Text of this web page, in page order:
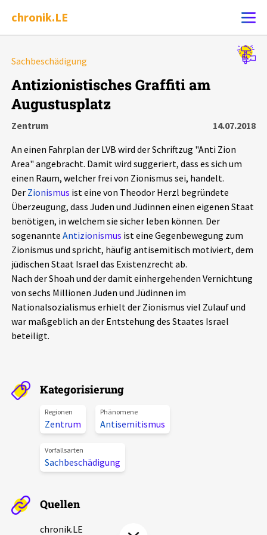
chronik.LE
Chronik
Leipziger Zustände
Schlaglichter
Phänomene
Aktuelles
Alle Beiträge
Veranstaltungen
Podcasts
Über uns
Unterstützer_innen
Spenden
chronik.LE in der Presse
Sachbeschädigung
Antizionistisches Graffiti am
Augustusplatz
Zentrum
14.07.2018
An einen Fahrplan der LVB wird der Schriftzug "Anti Zion
Area" angebracht. Damit wird suggeriert, dass es sich um
einen Raum, welcher frei von Zionismus sei, handelt.
Der Zionismus ist eine von Theodor Herzl begründete
Überzeugung, dass Juden und Jüdinnen einen eigenen Staat
benötigen, in welchem sie sicher leben können. Der
sogenannte Antizionismus ist eine Gegenbewegung zum
Zionismus und spricht, häufig antisemitisch motiviert, dem
jüdischen Staat Israel das Existenzrecht ab.
Nach der Shoah und der damit einhergehenden Vernichtung
von sechs Millionen Juden und Jüdinnen im
Nationalsozialismus erhielt der Zionismus viel Zulauf und
war maßgeblich an der Entstehung des Staates Israel
beteiligt.
Kategorisierung
Regionen
Zentrum
Phänomene
Antisemitismus
Vorfallsarten
Sachbeschädigung
Quellen
chronik.LE
Alle Ereignisse
Ereignisse
Ereignisse